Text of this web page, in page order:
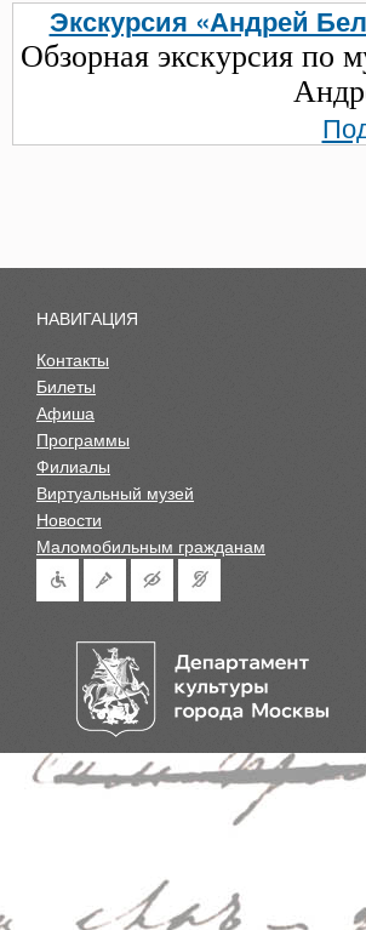
Экскурсия «Андрей
Обзорная экскурсия по
НАВИГАЦИЯ
Контакты
Билеты
Афиша
Программы
Филиалы
Виртуальный музей
Новости
Маломобильным гражданам